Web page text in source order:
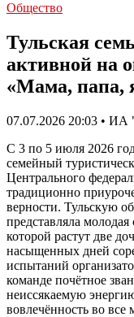
Общество
Тульская
активной на
«Мама, папа,
07.07.2026 20:03 • ИА
С 3 по 5 июля 2026
семейный
Центрального
традиционно
верности. Тульскую
представляла
которой растут две
насыщенных дней
испытаний
команде почётное
неиссякаемую
вовлечённость во все